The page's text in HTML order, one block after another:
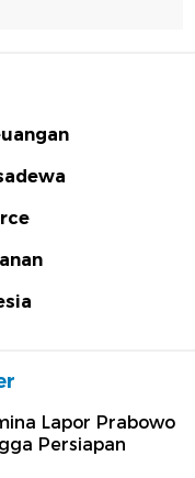
Lapor Prabowo
Persiapan